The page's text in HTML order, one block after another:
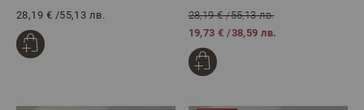
28,19 € /55,13 лв. 28,19 €/55,13 лв.
19,73 € /38,59 лв.